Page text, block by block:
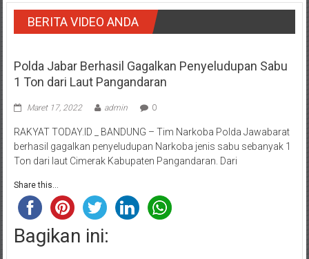
BERITA VIDEO ANDA
Polda Jabar Berhasil Gagalkan Penyeludupan Sabu
1 Ton dari Laut Pangandaran
Maret 17, 2022 admin 0
RAKYAT TODAY.ID _ BANDUNG – Tim Narkoba Polda Jawabarat
berhasil gagalkan penyeludupan Narkoba jenis sabu sebanyak 1
Ton dari laut Cimerak Kabupaten Pangandaran. Dari
Share this...
Bagikan ini: